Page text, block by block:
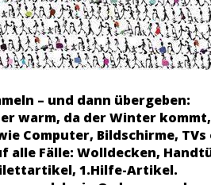
– und dann übergeben:
warm, da der Winter
Computer, Bildschirme, TVs
alle Fälle: Wolldecken,
1.Hilfe-Artikel.